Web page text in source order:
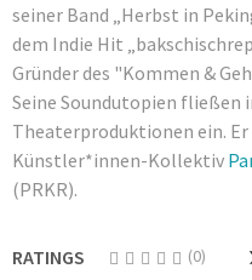
seiner Band „Herbst in
dem Indie Hit
Gründer des "Kommen &
Seine Soundutopien fließen
Theaterproduktionen ein.
Künstler*innen-Kollektiv
(PRKR).
RATINGS (0)